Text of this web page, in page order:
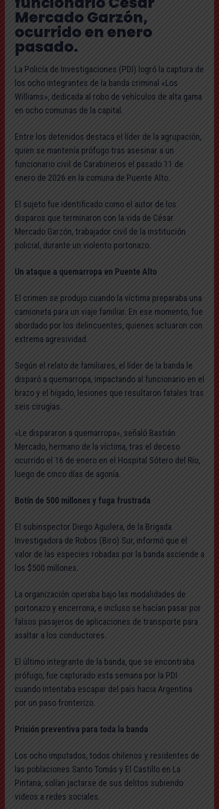
Mercado Garzón,
ocurrido en enero
pasado.
La Policía de Investigaciones (PDI) logró la captura de
los ocho integrantes de la banda criminal «Los
Williams», dedicada al robo de vehículos de alta gama
en ocho comunas de la capital.
Entre los detenidos destaca el líder de la agrupación,
quien se mantenía prófugo tras asesinar a un
funcionario civil de Carabineros el pasado 11 de
enero de 2026 en la comuna de Puente Alto.
El sujeto fue identificado como el autor de los
disparos que terminaron con la vida de César
Mercado Garzón, trabajador civil de la institución
policial, durante un violento portonazo.
Un ataque a quemarropa en Puente Alto
El crimen se produjo cuando la víctima preparaba una
camioneta para un viaje familiar. En ese momento, fue
abordado por los delincuentes, quienes actuaron con
extrema agresividad.
Según el relato de familiares, el líder de la banda le
disparó a quemarropa, impactando al funcionario en el
brazo y el hígado, lesiones que resultaron fatales tras
seis cirugías.
«Le dispararon a quemarropa», señaló Bastián
Mercado, hermano de la víctima, tras el deceso
ocurrido el 16 de enero en el Hospital Sótero del Río,
luego de cinco días de agonía.
Botín de 500 millones y fuga frustrada
El subinspector Diego Aguilera, de la Brigada
Investigadora de Robos (Biro) Sur, informó que el
valor de las especies robadas por la banda asciende a
los $500 millones.
La organización operaba bajo las modalidades de
portonazo y encerrona, e incluso se hacían pasar por
falsos pasajeros de aplicaciones de transporte para
asaltar a los conductores.
El último integrante de la banda, que se encontraba
prófugo, fue capturado esta semana por la PDI
cuando intentaba escapar del país hacia Argentina
por un paso fronterizo.
Prisión preventiva para toda la banda
Los ocho imputados, todos chilenos y residentes de
las poblaciones Santo Tomás y El Castillo en La
Pintana, solían jactarse de sus delitos subiendo
videos a redes sociales.